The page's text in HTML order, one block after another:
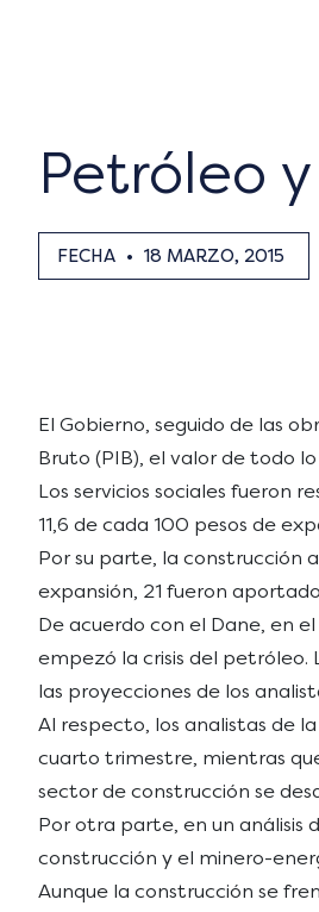
Petróleo
FECHA • 18 MARZO, 2015
El Gobierno, seguido de las
Bruto (PIB), el valor de todo
Los servicios sociales fueron
11,6 de cada 100 pesos de
Por su parte, la construcción
expansión, 21 fueron
De acuerdo con el Dane, en
empezó la crisis del petróleo.
las proyecciones de los
Al respecto, los analistas de
cuarto trimestre, mientras
sector de construcción se
Por otra parte, en un análisis
construcción y el minero-
Aunque la construcción se